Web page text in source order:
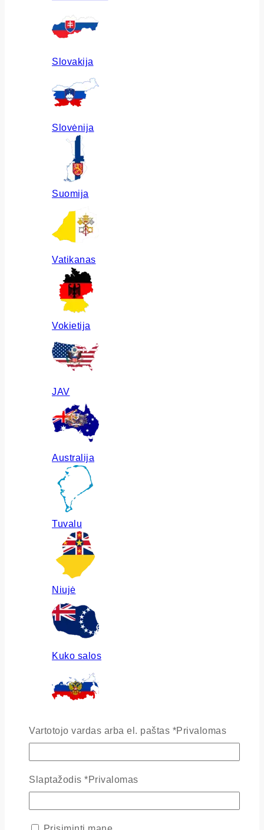
Slovakija
Slovėnija
Suomija
Vatikanas
Vokietija
JAV
Australija
Tuvalu
Niujė
Kuko salos
Vartotojo vardas arba el. paštas *Privalomas
Slaptažodis *Privalomas